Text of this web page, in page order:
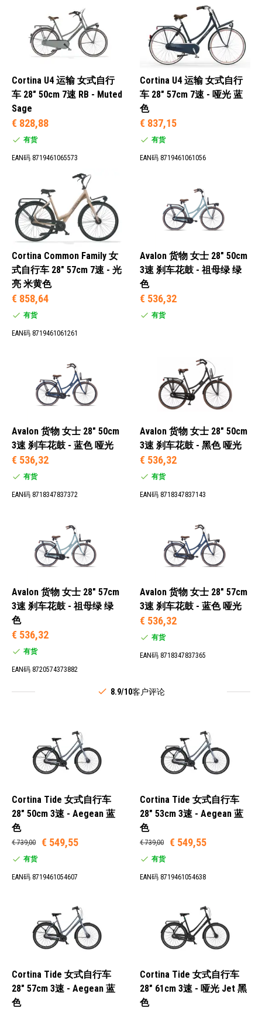
Cortina U4 运输 女式自行
车 28" 50cm 7速 RB - Muted
Sage
€ 828,88
有货
EAN码 8719461065573
Cortina U4 运输 女式自行
车 28" 57cm 7速 - 哑光 蓝
色
€ 837,15
有货
EAN码 8719461061056
Cortina Common Family 女
式自行车 28" 57cm 7速 - 光
亮 米黄色
€ 858,64
有货
EAN码 8719461061261
Avalon 货物 女士 28" 50cm
3速 刹车花鼓 - 祖母绿 绿
色
€ 536,32
有货
Avalon 货物 女士 28" 50cm
3速 刹车花鼓 - 蓝色 哑光
€ 536,32
有货
EAN码 8718347837372
Avalon 货物 女士 28" 50cm
3速 刹车花鼓 - 黑色 哑光
€ 536,32
有货
EAN码 8718347837143
Avalon 货物 女士 28" 57cm
3速 刹车花鼓 - 祖母绿 绿
色
€ 536,32
有货
EAN码 8720574373882
Avalon 货物 女士 28" 57cm
3速 刹车花鼓 - 蓝色 哑光
€ 536,32
有货
EAN码 8718347837365
8.9/10客户评论
Cortina Tide 女式自行车
28" 50cm 3速 - Aegean 蓝
色
€ 739,00 € 549,55
有货
EAN码 8719461054607
Cortina Tide 女式自行车
28" 53cm 3速 - Aegean 蓝
色
€ 739,00 € 549,55
有货
EAN码 8719461054638
Cortina Tide 女式自行车
28" 57cm 3速 - Aegean 蓝
色
Cortina Tide 女式自行车
28" 61cm 3速 - 哑光 Jet 黑
色